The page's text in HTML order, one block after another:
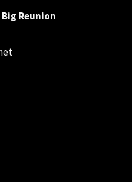
Big Reunion